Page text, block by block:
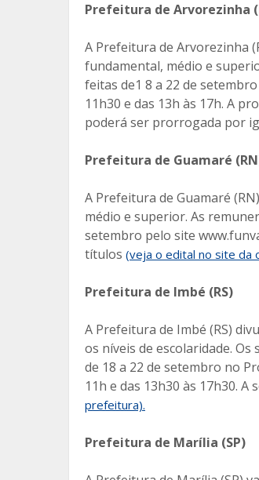
Prefeitura de Arvorezinha
A Prefeitura de Arvorezinha
fundamental, médio e
feitas de1 8 a 22 de
11h30 e das 13h às 17h. A
poderá ser prorrogada por
Prefeitura de Guamaré
A Prefeitura de Guamaré
médio e superior. As
setembro pelo site
títulos (veja o edital no site da
Prefeitura de Imbé (RS)
A Prefeitura de Imbé (RS)
os níveis de escolaridade. Os
de 18 a 22 de setembro no
11h e das 13h30 às 17h30.
prefeitura).
Prefeitura de Marília (SP)